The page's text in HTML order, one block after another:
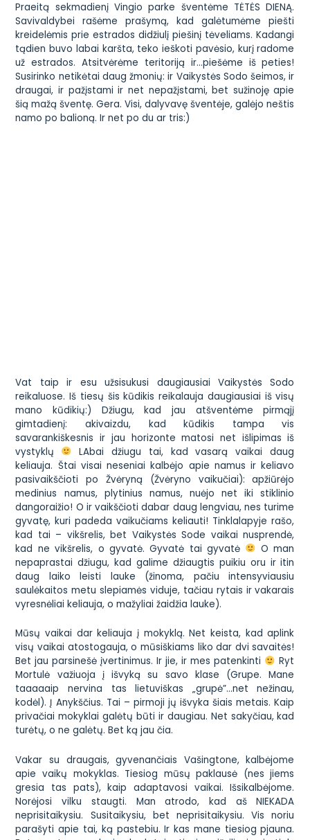
Praeitą sekmadienį Vingio parke šventėme TĖTĖS DIENĄ.
Savivaldybei rašėme prašymą, kad galėtumėme piešti
kreidelėmis prie estrados didžiulį piešinį tėveliams. Kadangi
tądien buvo labai karšta, teko ieškoti pavėsio, kurį radome
už estrados. Atsitvėrėme teritoriją ir…piešėme iš peties!
Susirinko netikėtai daug žmonių: ir Vaikystės Sodo šeimos, ir
draugai, ir pažįstami ir net nepažįstami, bet sužinoję apie
šią mažą šventę. Gera. Visi, dalyvavę šventėje, galėjo neštis
namo po balioną. Ir net po du ar tris:)
Vat taip ir esu užsisukusi daugiausiai Vaikystės Sodo
reikaluose. Iš tiesų šis kūdikis reikalauja daugiausiai iš visų
mano kūdikių:) Džiugu, kad jau atšventėme pirmąjį
gimtadienį: akivaizdu, kad kūdikis tampa vis
savarankiškesnis ir jau horizonte matosi net išlipimas iš
vystyklų
LAbai džiugu tai, kad vasarą vaikai daug
keliauja. Štai visai neseniai kalbėjo apie namus ir keliavo
pasivaikščioti po Žvėryną (Žvėryno vaikučiai): apžiūrėjo
medinius namus, plytinius namus, nuėjo net iki stiklinio
dangoraižio! O ir vaikščioti dabar daug lengviau, nes turime
gyvatę, kuri padeda vaikučiams keliauti! Tinklalapyje rašo,
kad tai – vikšrelis, bet Vaikystės Sode vaikai nusprendė,
kad ne vikšrelis, o gyvatė. Gyvatė tai gyvatė
O man
nepaprastai džiugu, kad galime džiaugtis puikiu oru ir itin
daug laiko leisti lauke (žinoma, pačiu intensyviausiu
saulėkaitos metu slepiamės viduje, tačiau rytais ir vakarais
vyresnėliai keliauja, o mažyliai žaidžia lauke).
Mūsų vaikai dar keliauja į mokyklą. Net keista, kad aplink
visų vaikai atostogauja, o mūsiškiams liko dar dvi savaitės!
Bet jau parsinešė įvertinimus. Ir jie, ir mes patenkinti
Ryt
Mortulė važiuoja į išvyką su savo klase (Grupe. Mane
taaaaaip nervina tas lietuviškas „grupė”…net nežinau,
kodėl). Į Anykščius. Tai – pirmoji jų išvyka šiais metais. Kaip
privačiai mokyklai galėtų būti ir daugiau. Net sakyčiau, kad
turėtų, o ne galėtų. Bet ką jau čia.
Vakar su draugais, gyvenančiais Vašingtone, kalbėjome
apie vaikų mokyklas. Tiesiog mūsų paklausė (nes jiems
gresia tas pats), kaip adaptavosi vaikai. Išsikalbėjome.
Norėjosi vilku staugti. Man atrodo, kad aš NIEKADA
neprisitaikysiu. Susitaikysiu, bet neprisitaikysiu. Vis noriu
parašyti apie tai, ką pastebiu. Ir kas mane tiesiogpjauna.